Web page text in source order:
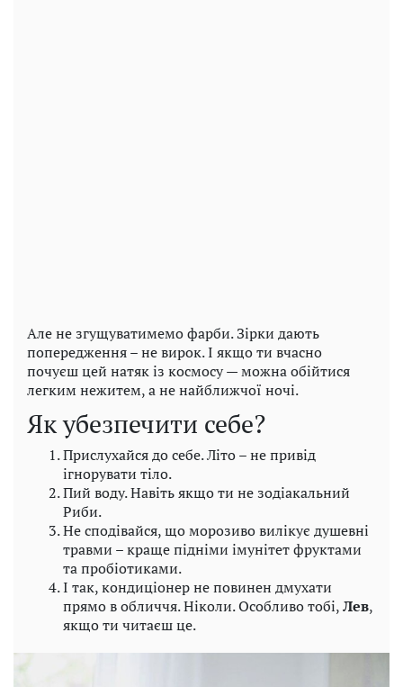
Але не згущуватимемо фарби. Зірки дають
попередження – не вирок. І якщо ти вчасно
почуєш цей натяк із космосу — можна обійтися
легким нежитем, а не найближчої ночі.
Як убезпечити себе?
Прислухайся до себе. Літо – не привід
ігнорувати тіло.
Пий воду. Навіть якщо ти не зодіакальний
Риби.
Не сподівайся, що морозиво вилікує душевні
травми – краще підніми імунітет фруктами
та пробіотиками.
І так, кондиціонер не повинен дмухати
прямо в обличчя. Ніколи. Особливо тобі,Лев,
якщо ти читаєш це.